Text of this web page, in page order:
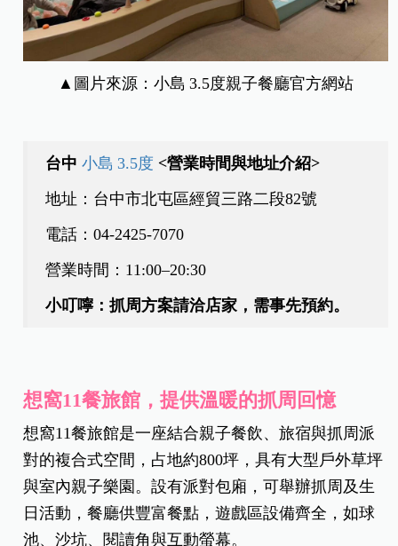
▲圖片來源： 小島 3.5度親子餐廳官方網站
台中小島 3.5度 <營業時間與地址介紹>
地址：台中市北屯區經貿三路二段82號
電話：04‑2425‑7070
營業時間：11:00–20:30
小叮嚀：抓周方案請洽店家，需事先預約。
想窩11餐旅館，提供溫暖的抓周回憶
想窩11餐旅館是一座結合親子餐飲、旅宿與抓周派
對的複合式空間，占地約800坪，具有大型戶外草坪
與室內親子樂園。設有派對包廂，可舉辦抓周及生
日活動，餐廳供豐富餐點，遊戲區設備齊全，如球
池、沙坑、閱讀角與互動螢幕。